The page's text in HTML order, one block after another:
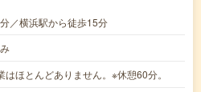
／横浜駅から徒歩15分
ほとんどありません。※休憩60分。